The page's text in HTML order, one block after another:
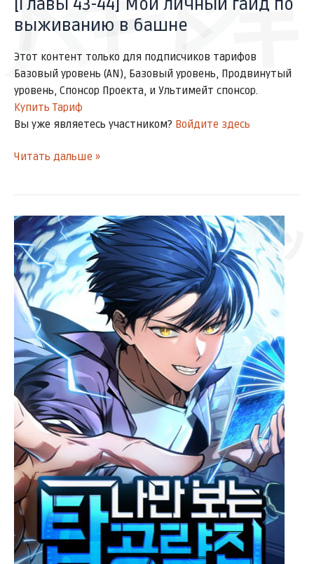
ーン
ゴゴゴ
キドキ
ズアッ
ドドドド
[Главы 43-44] Мой личный гайд по
выживанию в башне
Этот контент только для подписчиков тарифов
Базовый уровень (AN), Базовый уровень, Продвинутый
уровень, Спонсор Проекта, и Ультимейт спонсор.
Купить Тариф
Вы уже являетесь участником? Войдите здесь
Читать дальше »
[Главы
31-
35]
Мой
личный
гайд
по
выживанию
в
башне